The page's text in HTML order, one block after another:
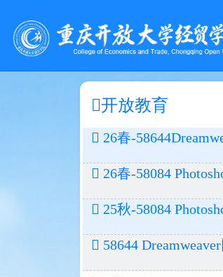
开放教育
26春-
26春-58084
25秋-58084
58644